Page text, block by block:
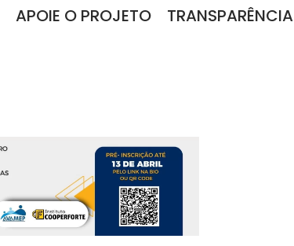
APOIE O PROJETO TRANSPARÊNCIA